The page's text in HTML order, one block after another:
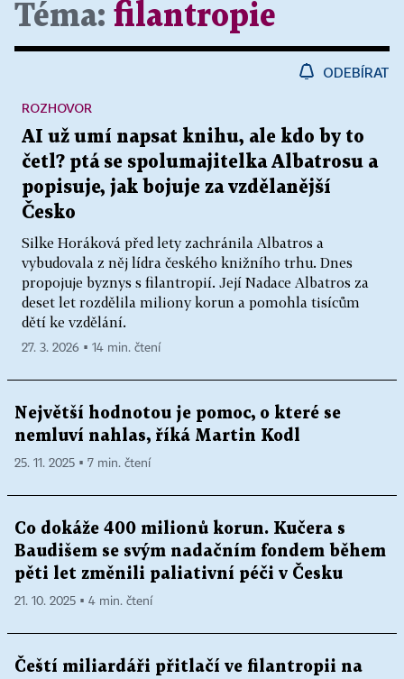
Téma: filantropie
ODEBÍRAT
AI už umí napsat knihu, ale kdo by to
četl? ptá se spolumajitelka Albatrosu a
popisuje, jak bojuje za vzdělanější
Česko
Silke Horáková před lety zachránila Albatros a
vybudovala z něj lídra českého knižního trhu. Dnes
propojuje byznys s filantropií. Její Nadace Albatros za
deset let rozdělila miliony korun a pomohla tisícům
dětí ke vzdělání.
ROZHOVOR
27. 3. 2026 ▪ 14 min. čtení
Největší hodnotou je pomoc, o které se
nemluví nahlas, říká Martin Kodl
25. 11. 2025 ▪ 7 min. čtení
Co dokáže 400 milionů korun. Kučera s
Baudišem se svým nadačním fondem během
pěti let změnili paliativní péči v Česku
21. 10. 2025 ▪ 4 min. čtení
Čeští miliardáři přitlačí ve filantropii na